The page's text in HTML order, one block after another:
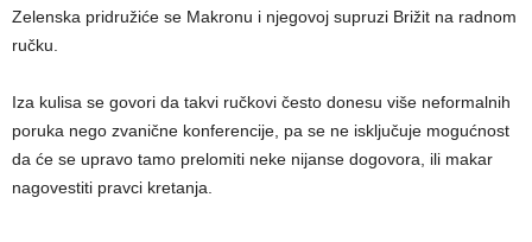
Zelenska pridružiće se Makronu i njegovoj supruzi Brižit na radnom
ručku.
Iza kulisa se govori da takvi ručkovi često donesu više neformalnih
poruka nego zvanične konferencije, pa se ne isključuje mogućnost
da će se upravo tamo prelomiti neke nijanse dogovora, ili makar
nagovestiti pravci kretanja.